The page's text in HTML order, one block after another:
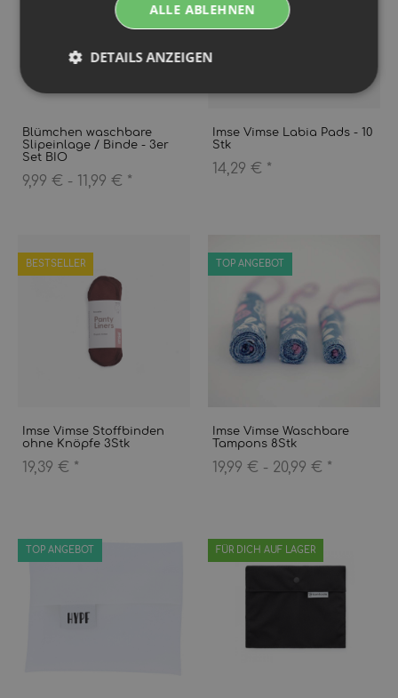
Blümchen waschbare
Slipeinlage / Binde - 3er
Set BIO
9,99 € - 11,99 € *
Imse Vimse Labia Pads - 10
Stk
14,29 € *
BESTSELLER
Imse Vimse Stoffbinden
ohne Knöpfe 3Stk
19,39 € *
TOP ANGEBOT
Imse Vimse Waschbare
Tampons 8Stk
19,99 € - 20,99 € *
TOP ANGEBOT FÜR DICH AUF LAGER
ALLE ABLEHNEN
DETAILS ANZEIGEN